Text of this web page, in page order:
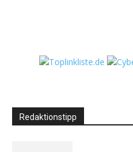
Redaktionstipp